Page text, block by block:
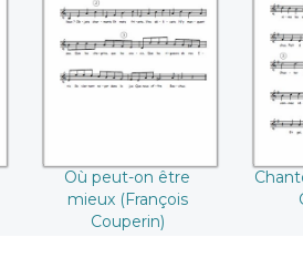
mieux (François
Couperin)
Où peut-on être
mieux (François
Couperin)